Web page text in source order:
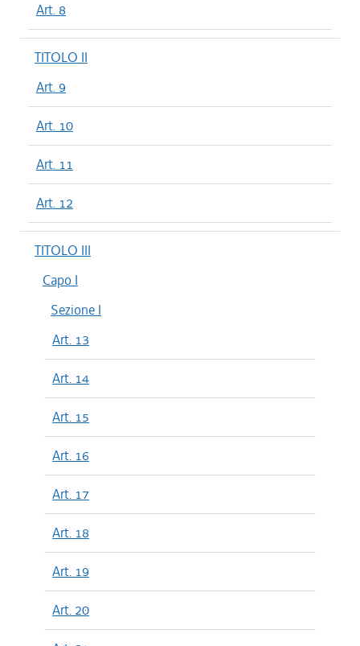
Art. 8
TITOLO II
Art. 9
Art. 10
Art. 11
Art. 12
TITOLO III
Capo I
Sezione I
Art. 13
Art. 14
Art. 15
Art. 16
Art. 17
Art. 18
Art. 19
Art. 20